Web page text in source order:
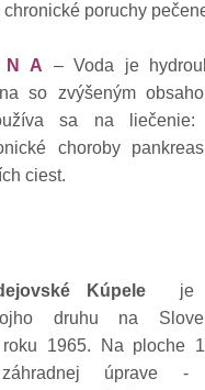
poruchy
N A
– Voda je
so zvýšeným
sa na liečenie:
choroby
ciest.
Kúpele je
druhu na
roku 1965. Na ploche
úprave -